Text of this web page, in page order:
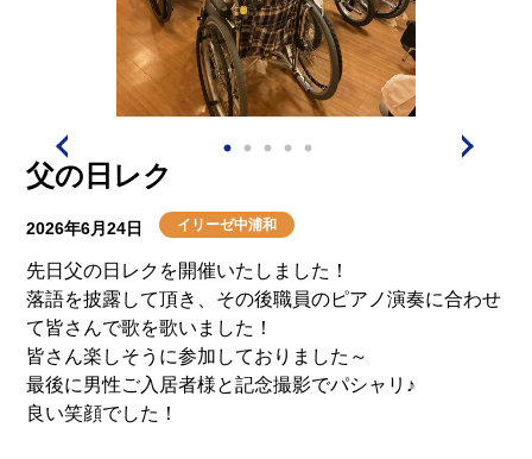
父の日レク
2026年6月24日 イリーゼ中浦和
先日父の日レクを開催いたしました！
落語を披露して頂き、その後職員のピアノ演奏に合わせ
て皆さんで歌を歌いました！
皆さん楽しそうに参加しておりました～
最後に男性ご入居者様と記念撮影でパシャリ♪
良い笑顔でした！